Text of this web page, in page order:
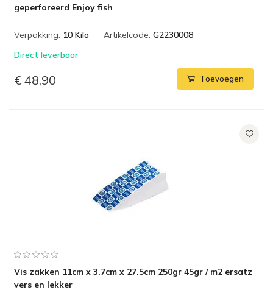
geperforeerd Enjoy fish
Verpakking: 10 Kilo Artikelcode: G2230008
Direct leverbaar
€ 48,90 Toevoegen
Vis zakken 11cm x 3.7cm x 27.5cm 250gr 45gr / m2 ersatz
vers en lekker